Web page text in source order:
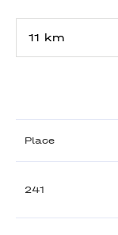
Place
241